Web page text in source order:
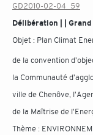
GD2010-02-04_59
Délibération | |
Objet : Plan Climat
de la convention
la Communauté
ville de Chenôve,
de la Maîtrise de
Thème :